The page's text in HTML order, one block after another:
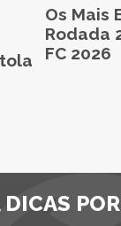
Os Mais
Rodada
FC 2026
DICAS